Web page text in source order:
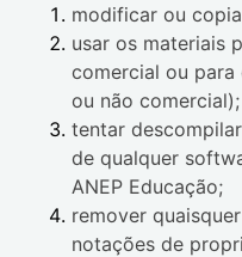
modificar ou
usar os materiais
comercial ou
ou não comercial);
tentar
de qualquer
ANEP Educação;
remover
notações de